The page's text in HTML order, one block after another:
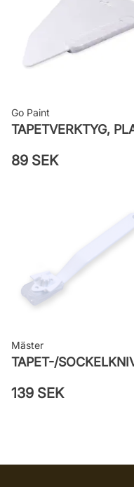
väggen
01
Go Paint
89 SEK
Mäster
TAPET-/
139 SEK